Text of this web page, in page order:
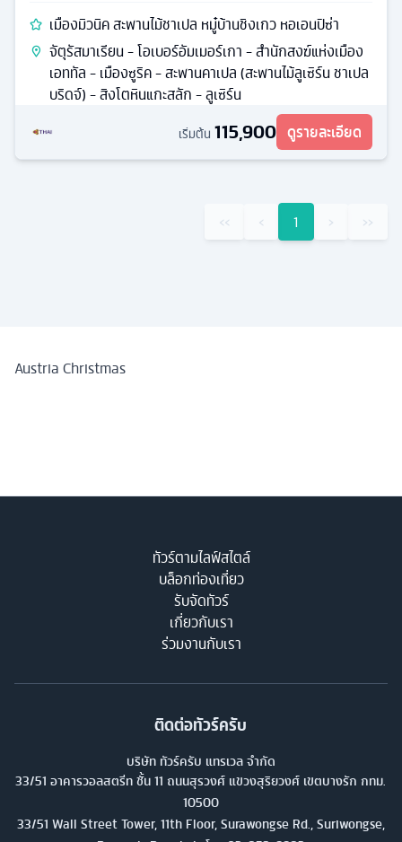
เมืองมิวนิค สะพานไม้ชาเปล หมู๋บ้านชิงเกว หอเอนปิซ่า
จัตุรัสมาเรียน - โอเบอร์อัมเมอร์เกา - สำนักสงฆ์แห่งเมือง
เอททัล - เมืองซูริค - สะพานคาเปล (สะพานไม้ลูเซิร์น ชาเปล
บริดจ์) - สิงโตหินแกะสลัก - ลูเซิร์น
เริ่มต้น 115,900 ดูรายละเอียด
‹‹ ‹ 1 › ››
Austria Christmas
ทัวร์ตามไลฟ์สไตล์
บล็อกท่องเที่ยว
รับจัดทัวร์
เกี่ยวกับเรา
ร่วมงานกับเรา
ติดต่อทัวร์ครับ
บริษัท ทัวร์ครับ แทรเวล จำกัด
33/51 อาคารวอลสตรีท ชั้น 11 ถนนสุรวงศ์ แขวงสุริยวงศ์ เขตบางรัก กทม.
10500
33/51 Wall Street Tower, 11th Floor, Surawongse Rd., Suriwongse,